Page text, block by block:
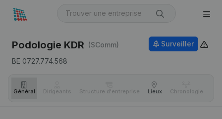
Podologie KDR (SComm)
BE 0727.774.568
Surveiller
Général Dirigeants Structure d'entreprise Lieux Chronologie